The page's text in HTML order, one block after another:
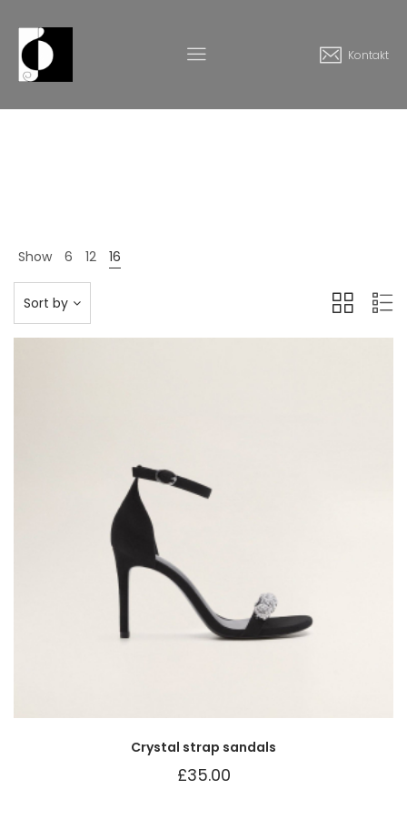
Kontakt
Show 6 12 16
Sort by
Crystal strap sandals
£35.00